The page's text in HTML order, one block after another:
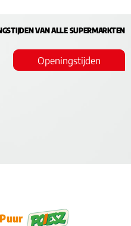
VAN ALLE SUPERMARKTEN
Openingstijden